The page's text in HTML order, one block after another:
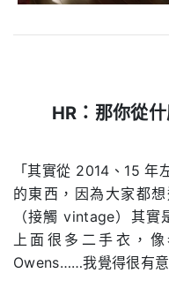
HR：那你從
「其實從 2014、15
的東西，因為大家都
（接觸 vintage）其實
上面很多二手衣，
Owens……我覺得很有意